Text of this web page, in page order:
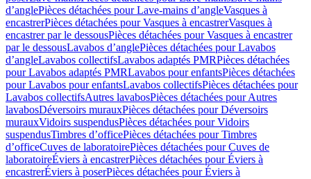
d’anglePièces détachées pour Lave-mains d’angleVasques à
encastrerPièces détachées pour Vasques à encastrerVasques à
encastrer par le dessousPièces détachées pour Vasques à encastrer
par le dessousLavabos d’anglePièces détachées pour Lavabos
d’angleLavabos collectifsLavabos adaptés PMRPièces détachées
pour Lavabos adaptés PMRLavabos pour enfantsPièces détachées
pour Lavabos pour enfantsLavabos collectifsPièces détachées pour
Lavabos collectifsAutres lavabosPièces détachées pour Autres
lavabosDéversoirs murauxPièces détachées pour Déversoirs
murauxVidoirs suspendusPièces détachées pour Vidoirs
suspendusTimbres dʼofficePièces détachées pour Timbres
dʼofficeCuves de laboratoirePièces détachées pour Cuves de
laboratoireÉviers à encastrerPièces détachées pour Éviers à
encastrerÉviers à poserPièces détachées pour Éviers à